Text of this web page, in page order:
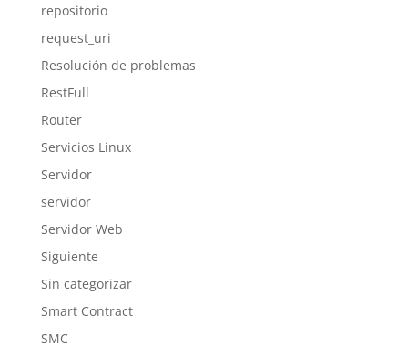
repositorio
request_uri
Resolución de problemas
RestFull
Router
Servicios Linux
Servidor
servidor
Servidor Web
Siguiente
Sin categorizar
Smart Contract
SMC